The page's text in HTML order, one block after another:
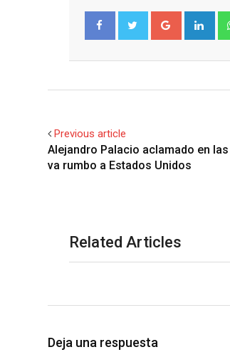
Google+
Previous article
Alejandro Palacio aclamado en
va rumbo a Estados Unidos
Related Articles
Deja una respuesta